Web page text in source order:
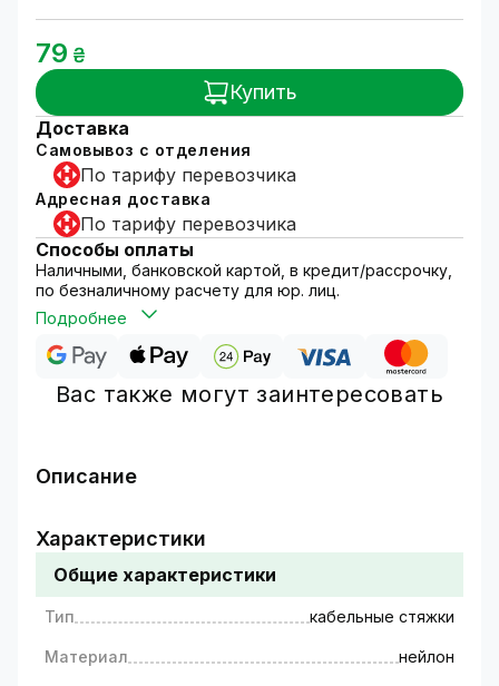
79 ₴
Купить
Доставка
Самовывоз с отделения
По тарифу перевозчика
Адресная доставка
По тарифу перевозчика
Способы оплаты
Наличными, банковской картой, в кредит/рассрочку,
по безналичному расчету для юр. лиц.
Подробнее
Вас также могут заинтересовать
Описание
название хомут кабельный, это
универсальный вид изделия для проведения
монтажных работ.
Применяются для монтажа и увязки в пучок
проводников и кабелей. Стяжки кабельные
нейлоновые (хомуты кабельные) являются
Характеристики
Общие характеристики
Тип кабельные стяжки
Материал нейлон